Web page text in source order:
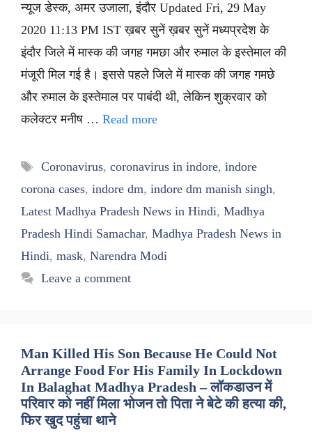
न्यूज डेस्क, अमर उजाला, इंदौर Updated Fri, 29 May
2020 11:13 PM IST ख़बर सुनें ख़बर सुनें मध्यप्रदेश के
इंदौर जिले में मास्क की जगह गमछा और रुमाल के इस्तेमाल की
मंजूरी मिल गई है। इससे पहले जिले में मास्क की जगह गमछे
और रुमाल के इस्तेमाल पर पाबंदी थी, लेकिन शुक्रवार को
कलेक्टर मनीष … Read more
Tags
Coronavirus, coronavirus in indore, indore
corona cases, indore dm, indore dm manish singh,
Latest Madhya Pradesh News in Hindi, Madhya
Pradesh Hindi Samachar, Madhya Pradesh News in
Hindi, mask, Narendra Modi
Leave a comment
Man Killed His Son Because He Could Not
Arrange Food For His Family In Lockdown
In Balaghat Madhya Pradesh – लॉकडाउन में
परिवार को नहीं मिला भोजन तो पिता ने बेटे की हत्या की,
फिर खुद पहुंचा थाने